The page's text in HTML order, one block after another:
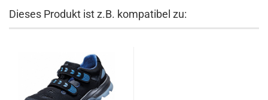
Dieses Produkt ist z.B. kompatibel zu: